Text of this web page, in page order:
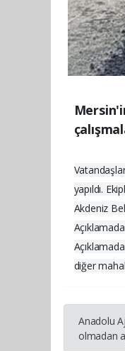
yapıldı.
Akdeniz
diğer
Anadolu
olmadan